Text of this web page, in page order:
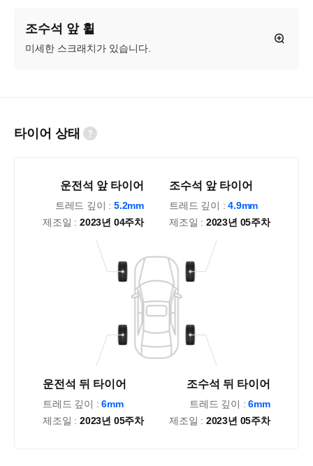
조수석 앞 휠
미세한 스크래치가 있습니다.
타이어 상태
운전석 앞 타이어
트레드 깊이 : 5.2mm
제조일 : 2023년 04주차
운전석 뒤 타이어
트레드 깊이 :6mm
제조일 : 2023년 05주차
조수석 뒤 타이어
트레드 깊이 :6mm
제조일 : 2023년 05주차
조수석 앞 타이어
트레드 깊이 :4.9mm
제조일 : 2023년 05주차